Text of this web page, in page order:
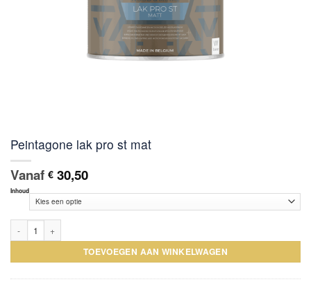
Peintagone lak pro st mat
Vanaf € 30,50
Inhoud
TOEVOEGEN AAN WINKELWAGEN